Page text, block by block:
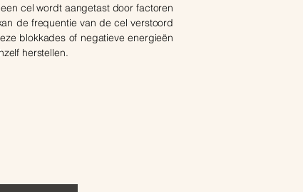
cel wordt aangetast door factoren
de frequentie van de cel verstoord
blokkades of negatieve energieën
herstellen.